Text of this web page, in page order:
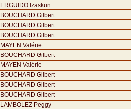
ERGUIDO Izaskun
BOUCHARD Gilbert
BOUCHARD Gilbert
BOUCHARD Gilbert
MAYEN Valérie
BOUCHARD Gilbert
MAYEN Valérie
BOUCHARD Gilbert
BOUCHARD Gilbert
BOUCHARD Gilbert
LAMBOLEZ Peggy